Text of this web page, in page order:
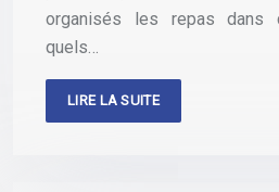
organisés les repas dans
quels…
LIRE LA SUITE